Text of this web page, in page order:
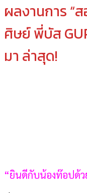
ผลงานการ “
ศิษย์ พี่บัส
มา ล่าสุด!
“ยินดีกับน้องท๊อปด้